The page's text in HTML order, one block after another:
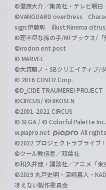
©葦原大介／集英社・テレビ朝日
©VANGUARD overDress
sign:伊藤彰 illust:Kinema
©理不尽な孫の手/MFブックス/「
©irodori ent post
© MARVEL
©大森藤ノ・SBクリエイティブ/
© 2016 COVER Corp.
©D_CIDE TRAUMEREI PROJECT
©CIRCUS/ ©HIKOSEN
©2001-2021 CIRCUS
© SEGA / © Colorful Palette
w.piapro.net
All
©2022 プロジェクトラブライブ
©クール教信者／双葉社
©和久井健・講談社／アニメ「東
©2019 丸戸史明・深崎暮人・
冴えない製作委員会